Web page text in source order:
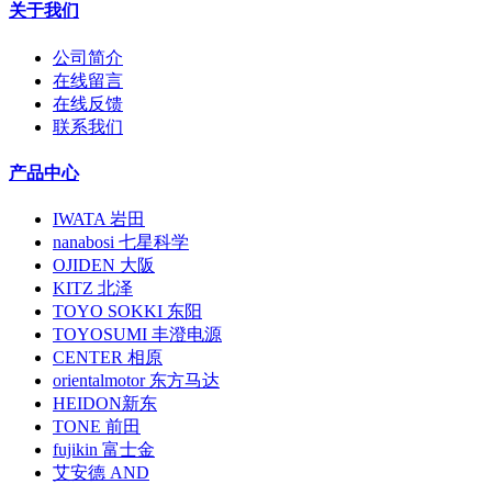
关于我们
公司简介
在线留言
在线反馈
联系我们
产品中心
IWATA 岩田
nanabosi 七星科学
OJIDEN 大阪
KITZ 北泽
TOYO SOKKI 东阳
TOYOSUMI 丰澄电源
CENTER 相原
orientalmotor 东方马达
HEIDON新东
TONE 前田
fujikin 富士金
艾安德 AND